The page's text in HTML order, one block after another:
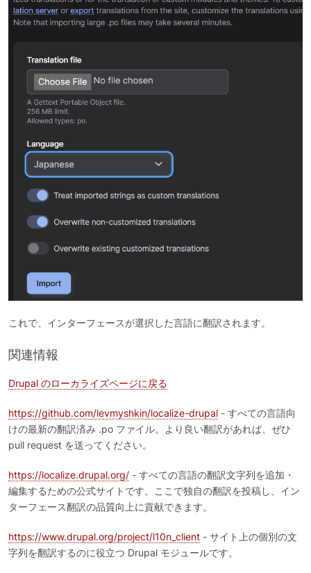
これで、インターフェースが選択した言語に翻訳されます。
関連情報
Drupal のローカライズページに戻る
https://github.com/levmyshkin/localize-drupal - すべての言語向
けの最新の翻訳済み .po ファイル。より良い翻訳があれば、ぜひ
pull request を送ってください。
https://localize.drupal.org/ - すべての言語の翻訳文字列を追加・
編集するための公式サイトです。ここで独自の翻訳を投稿し、イン
ターフェース翻訳の品質向上に貢献できます。
https://www.drupal.org/project/l10n_client - サイト上の個別の文
字列を翻訳するのに役立つ Drupal モジュールです。